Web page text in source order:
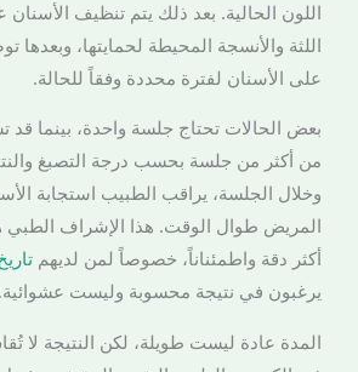
اللون الحالية. بعد ذلك يتم تنظيف
اللثة والأنسجة المحيطة لحمايتها، وبعدها
على الأسنان لفترة محددة وفقاً للحالة.
بعض الحالات تحتاج جلسة واحدة، بينما قد
من أكثر من جلسة بحسب درجة التصبغ
وخلال الجلسة، يراقب الطبيب استجابة
المريض طوال الوقت. هذا الإشراف الطبي
أكثر دقة واطمئناناً، خصوصاً لمن لديهم
يرغبون في نتيجة محسوبة وليست عشوائية.
المدة عادة ليست طويلة، لكن النتيجة لا